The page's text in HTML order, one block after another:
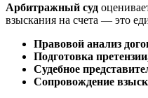
Арбитражный суд
взыскания на счета — это
Правовой анализ
Подготовка
Судебное
Сопровождение